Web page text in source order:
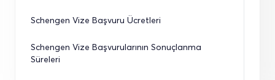
Schengen Vize Başvuru Ücretleri
Schengen Vize Başvurularının Sonuçlanma
Süreleri